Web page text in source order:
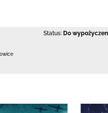
Status: Do